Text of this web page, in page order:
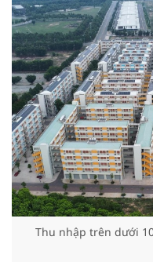
Thu nhập trên dưới